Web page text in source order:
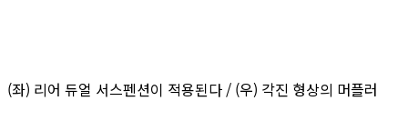
(좌) 리어 듀얼 서스펜션이 적용된다 / (우) 각진 형상의 머플러